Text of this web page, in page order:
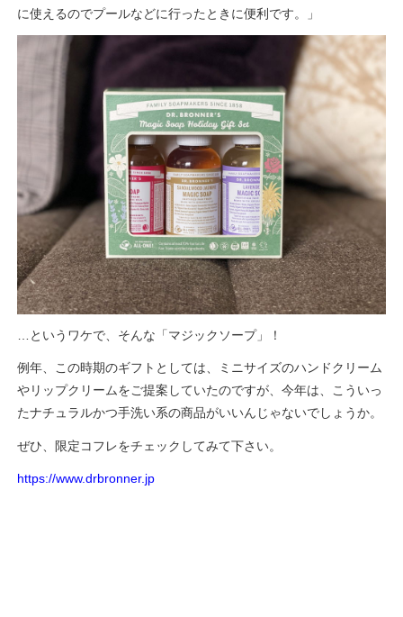
に使えるのでプールなどに行ったときに便利です。」
…というワケで、そんな「マジックソープ」！
例年、この時期のギフトとしては、ミニサイズのハンドクリーム
やリップクリームをご提案していたのですが、今年は、こういっ
たナチュラルかつ手洗い系の商品がいいんじゃないでしょうか。
ぜひ、限定コフレをチェックしてみて下さい。
https://www.drbronner.jp